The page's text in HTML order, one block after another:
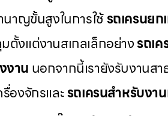
าญขั้นสูงในการใช้รถเครนยก
ตั้งแต่งานสเกลเล็กอย่างรถเ
งาน นอกจากนี้เรายังรับงานส
องจักรและรถเครนสำหรับงา